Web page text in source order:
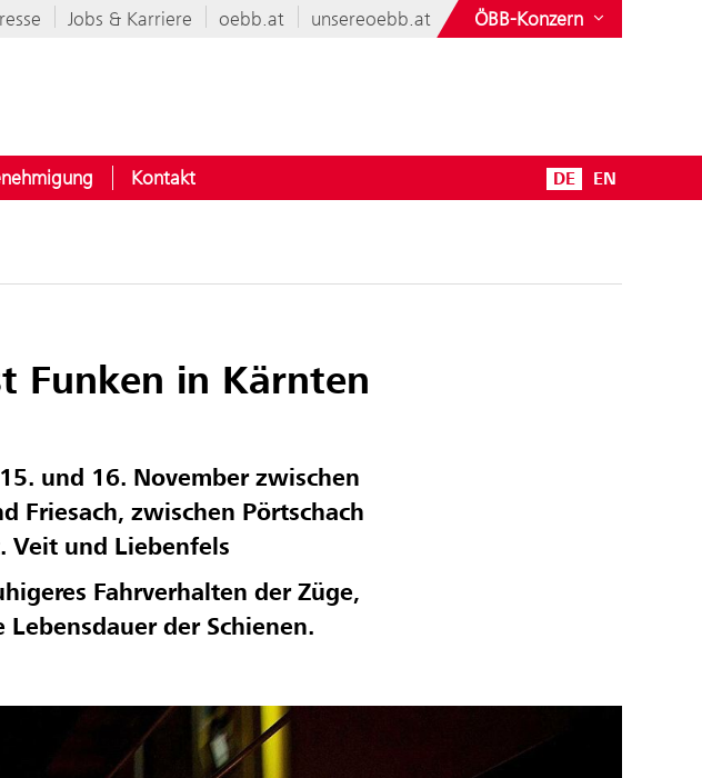
Jobs & Karriere oebb.at unsereoebb.at ÖBB-Konzern
Kontakt DE EN
Funken in Kärnten
. und 16. Novemberzwischen
Friesach, zwischen Pörtschach
Veit und Liebenfels
Fahrverhalten der Züge,
der Schienen.